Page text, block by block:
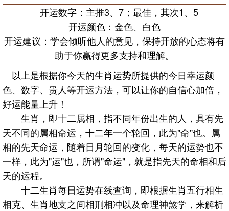
开运数字：主推3、7；最佳，其次1、5
开运颜色：金色、白色
开运建议：学会倾听他人的意见，保持开放的心态将有
助于你赢得更多支持和理解。
以上是根据你今天的生肖运势所提供的今日幸运颜
色、数字、贵人等开运方法，可以让你的自信心加倍，
好运能量上升！
生肖，即十二属相，指不同年份出生的人，具有先
天不同的属相命运，十二年一个轮回，此为"命"也。属
相的先天命运，随着日月轮回的变化，每天的运势也不
一样，此为"运"也，所谓"命运"，就是指先天的命相和后
天的运程。
十二生肖每日运势在线查询，即根据生肖五行相生
相克、生肖地支之间相刑相冲以及命理神煞学，来解析